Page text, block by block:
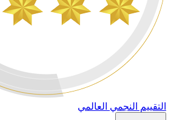
التقييم النجمي العالمي